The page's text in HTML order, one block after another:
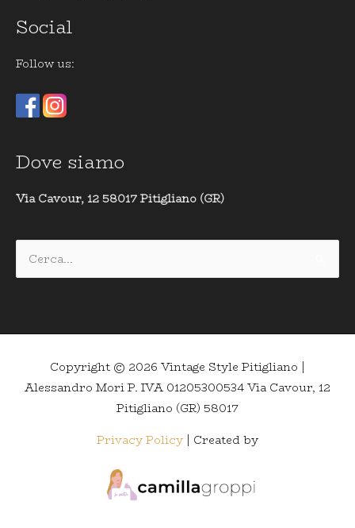
Social
Follow us:
Dove siamo
Via Cavour, 12 58017 Pitigliano (GR)
Cerca:
Copyright © 2026 Vintage Style Pitigliano |
Alessandro Mori P. IVA 01205300534 Via Cavour, 12
Pitigliano (GR) 58017
Privacy Policy | Created by